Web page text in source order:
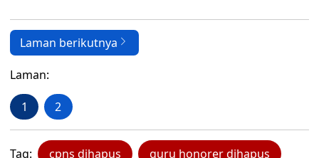
Laman berikutnya
Laman:
1 2
Tag: cpns dihapus guru honorer dihapus